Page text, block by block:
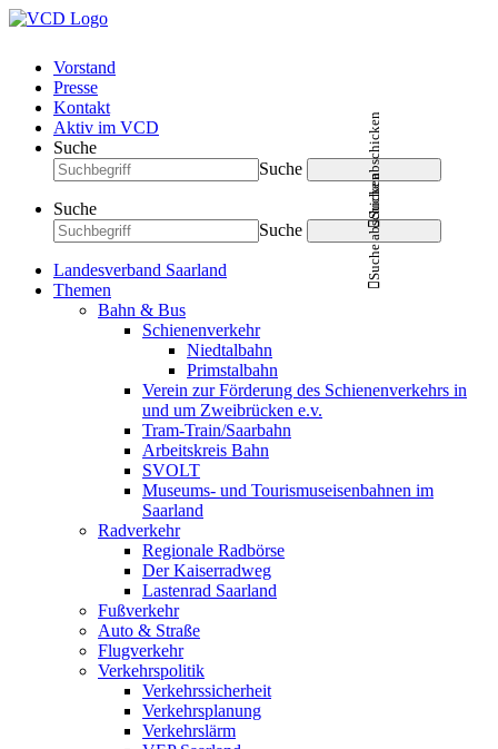
Vorstand
Presse
Kontakt
Aktiv im VCD
Suche
Suche
Suche abschicken
Suche
Suche
Suche abschicken
Landesverband Saarland
Themen
Bahn & Bus
Schienenverkehr
Niedtalbahn
Primstalbahn
Verein zur Förderung des Schienenverkehrs in
und um Zweibrücken e.v.
Tram-Train/Saarbahn
Arbeitskreis Bahn
SVOLT
Museums- und Tourismuseisenbahnen im
Saarland
Radverkehr
Regionale Radbörse
Der Kaiserradweg
Lastenrad Saarland
Fußverkehr
Auto & Straße
Flugverkehr
Verkehrspolitik
Verkehrssicherheit
Verkehrsplanung
Verkehrslärm